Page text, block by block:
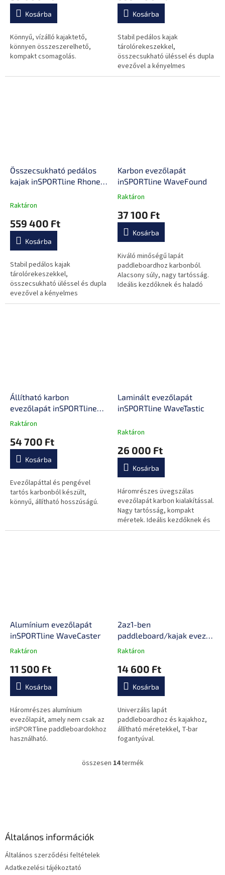
Kosárba
Könnyű, vízálló kajaktető,
könnyen összeszerelhető,
kompakt csomagolás.
tárolórekeszek,38 kg
Kosárba
Stabil pedálos kajak
tárolórekeszekkel,
összecsukható üléssel és dupla
evezővel a kényelmes
utazásokhoz. Kétrészes
Összecsukható pedálos
kajak inSPORTline Rhoner
tárolórekesz, 38 kg,
kormányvezérlés,
horgászbottartó
Raktáron
559 400 Ft
Kosárba
Stabil pedálos kajak
tárolórekeszekkel,
összecsukható üléssel és dupla
evezővel a kényelmes
utazásokhoz. Kétrészes
Karbon evezőlapát
inSPORTline WaveFound
A
átlagos
értékelése
0,0
csillag.
Raktáron
37 100 Ft
Kosárba
Kiváló minőségű lapát
paddleboardhoz karbonból.
Alacsony súly, nagy tartósság.
Ideális kezdőknek és haladó
Állítható karbon
evezőlapát inSPORTline
WaveMond
A
átlagos
értékelése
0,0
csillag.
Raktáron
54 700 Ft
Kosárba
Evezőlapáttal és pengével
tartós karbonból készült,
könnyű, állítható hosszúságú.
Laminált evezőlapát
inSPORTline WaveTastic
Raktáron
26 000 Ft
Kosárba
Háromrészes üvegszálas
evezőlapát karbon kialakítással.
Nagy tartósság, kompakt
méretek. Ideális kezdőknek és
haladó evezősöknek.
Alumínium evezőlapát
inSPORTline WaveCaster
A
átlagos
értékelése
0,0
csillag.
Raktáron
11 500 Ft
Kosárba
Háromrészes alumínium
evezőlapát, amely nem csak az
inSPORTline paddleboardokhoz
használható.
2az1-ben
paddleboard/kajak evező
inSPORTline WaveGain
A
átlagos
értékelése
0,0
csillag.
Raktáron
14 600 Ft
Kosárba
Univerzális lapát
paddleboardhoz és kajakhoz,
állítható méretekkel, T-bar
fogantyúval.
L
összesen 14termék
Általános információk
Általános szerződési feltételek
Adatkezelési tájékoztató